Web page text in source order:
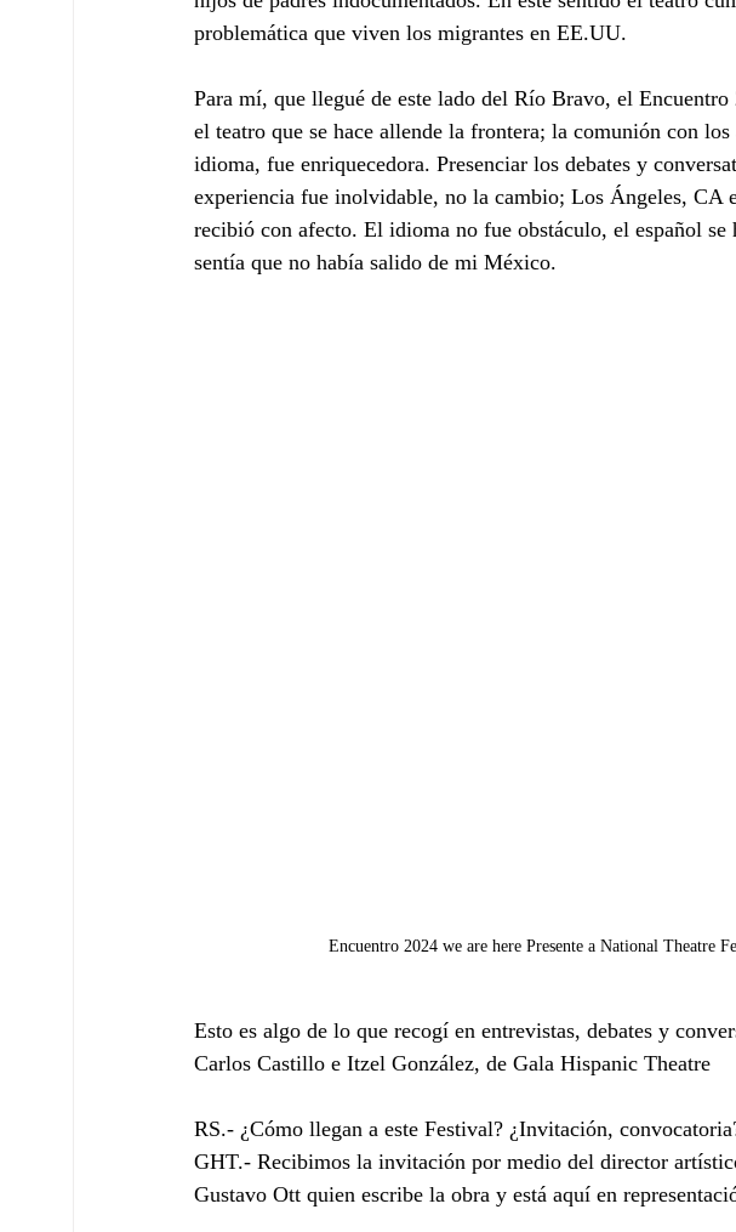
problemática que viven los migrantes en EE.UU.
Para mí, que llegué de este lado del Río Bravo, el
el teatro que se hace allende la frontera; la comunión con
idioma, fue enriquecedora. Presenciar los debates y
experiencia fue inolvidable, no la cambio; Los Ángeles, CA
recibió con afecto. El idioma no fue obstáculo, el español se
sentía que no había salido de mi México.
Encuentro 2024 we are here Presente a National Theatre
Esto es algo de lo que recogí en entrevistas, debates y
Carlos Castillo e Itzel González, de Gala Hispanic Theatre
RS.- ¿Cómo llegan a este Festival? ¿Invitación,
GHT.- Recibimos la invitación por medio del director
Gustavo Ott quien escribe la obra y está aquí en